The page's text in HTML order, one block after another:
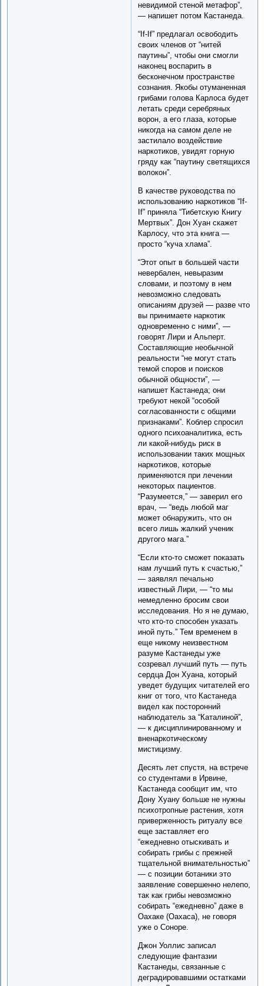
невидимой стеной метафор”,
— напишет потом Кастанеда.
“If-If” предлагал освободить
своих членов от “нитей
паутины”, чтобы они смогли
наконец воспарить в
бесконечном пространстве
сознания. Якобы отуманенная
грибами голова Карлоса будет
летать среди серебряных
ворон, а его глаза, которые
никогда на самом деле не
застилало воздействие
наркотиков, увидят горную
гряду как “паутину светящихся
волокон”.
В качестве руководства по
использованию наркотиков “If-
If” приняла “Тибетскую Книгу
Мертвых”. Дон Хуан скажет
Карлосу, что эта книга —
просто “куча хлама”.
“Этот опыт в большей части
невербален, невыразим
словами, и поэтому в нем
невозможно следовать
описаниям друзей — разве что
вы принимаете наркотик
одновременно с ними”, —
говорят Лири и Альперт.
Составляющие необычной
реальности “не могут стать
темой споров и поисков
обычной общности”, —
напишет Кастанеда; они
требуют некой “особой
согласованности с общими
признаками”. Коблер спросил
одного психоаналитика, есть
ли какой-нибудь риск в
использовании таких мощных
наркотиков, которые
применяются при лечении
некоторых пациентов.
“Разумеется,” — заверил его
врач, — “ведь любой маг
может обнаружить, что он
всего лишь жалкий ученик
другого мага.”
“Если кто-то сможет показать
нам лучший путь к счастью,”
— заявлял печально
известный Лири, — “то мы
немедленно бросим свои
исследования. Но я не думаю,
что кто-то способен указать
иной путь.” Тем временем в
еще никому неизвестном
разуме Кастанеды уже
созревал лучший путь — путь
сердца Дон Хуана, который
уведет будущих читателей его
книг от того, что Кастанеда
видел как посторонний
наблюдатель за “Каталиной”,
— к дисциплинированному и
вненаркотическому
мистицизму.
Десять лет спустя, на встрече
со студентами в Ирвине,
Кастанеда сообщит им, что
Дону Хуану больше не нужны
психотропные растения, хотя
приверженность ритуалу все
еще заставляет его
“ежедневно отыскивать и
собирать грибы с прежней
тщательной внимательностью”
— с позиции ботаники это
заявление совершенно нелепо,
так как грибы невозможно
собирать “ежедневно” даже в
Оахаке (Oaxaca), не говоря
уже о Соноре.
Джон Уоллис записал
следующие фантазии
Кастанеды, связанные с
деградировавшими остатками